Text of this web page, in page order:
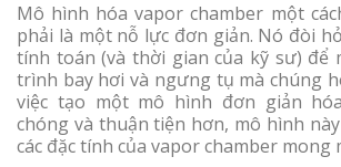
Mô hình hóa vapor chamber một
phải là một nỗ lực đơn giản. Nó đòi
tính toán (và thời gian của kỹ sư) để
trình bay hơi và ngưng tụ mà chúng
việc tạo một mô hình đơn giản
chóng và thuận tiện hơn, mô hình
các đặc tính của vapor chamber mong